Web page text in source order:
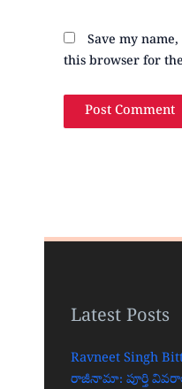
Save my
this browser for
Latest Posts
Ravneet Singh
రాజీనామా: పూర్తి